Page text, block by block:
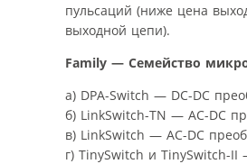
пульсаций (ниже цена
выходной цепи).
Family — Семейство
а) DPA-Switch — DC-DC
б) LinkSwitch-TN — AC-DC
в) LinkSwitch — AC-DC
г) TinySwitch и TinySwitch-